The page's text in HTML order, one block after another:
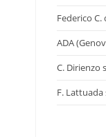
Federico
ADA
C. Dirienzo
F. Lattuada